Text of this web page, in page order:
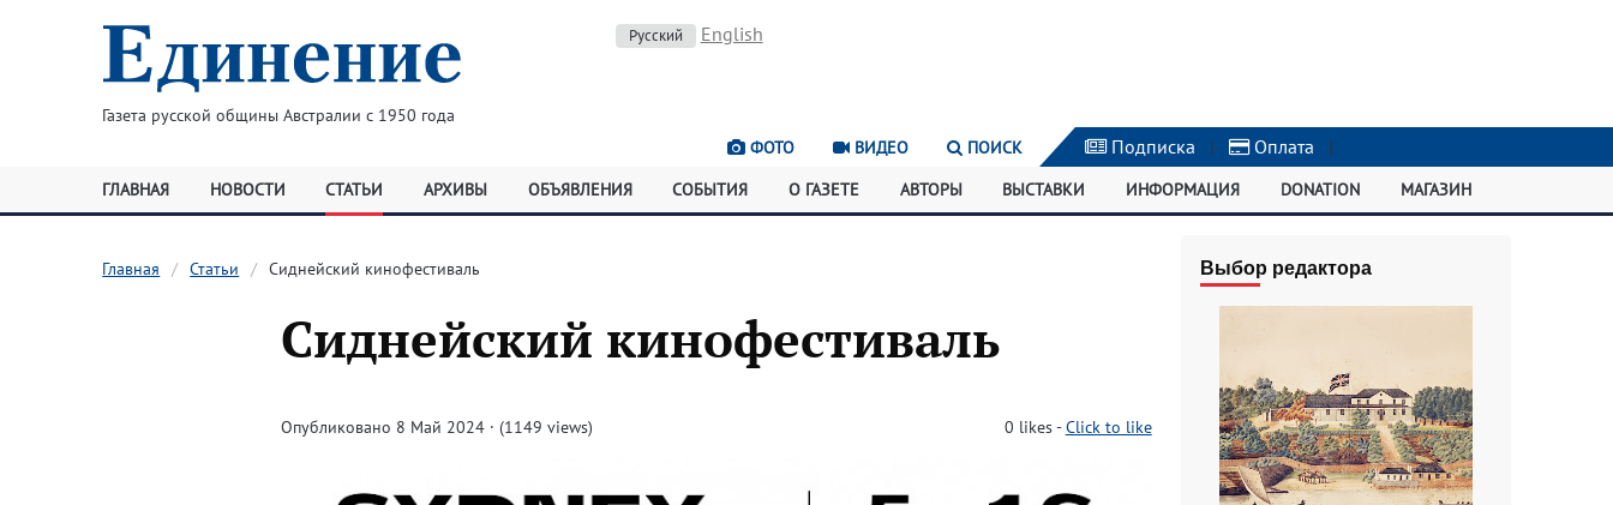
Газета русской общины Австралии с 1950 года
Русский English
ФОТО ВИДЕО ПОИСК Подписка | Оплата |
ГЛАВНАЯ НОВОСТИ СТАТЬИ АРХИВЫ ОБЪЯВЛЕНИЯ СОБЫТИЯ О ГАЗЕТЕ АВТОРЫ ВЫСТАВКИ ИНФОРМАЦИЯ DONATION МАГАЗИН
Главная Статьи Сиднейский кинофестиваль
Сиднейский кинофестиваль
Опубликовано 8 Май 2024 · (1149 views) 0 likes-Click to like
Выбор редактора